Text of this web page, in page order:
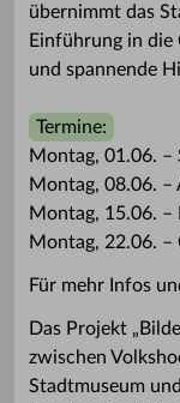
übernimmt das
Einführung in
und spannende
Termine:
Montag, 01.06.
Montag, 08.06.
Montag, 15.06.
Montag, 22.06. –
Für mehr Infos
Das Projekt
zwischen
Stadtmuseum